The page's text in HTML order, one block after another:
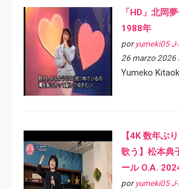
「HD」北
1988年
por yumeki05
26 marzo 2026
Yumeko
【4K 数年ぶ
歌う】松本典
ール O.A.
por yumeki05